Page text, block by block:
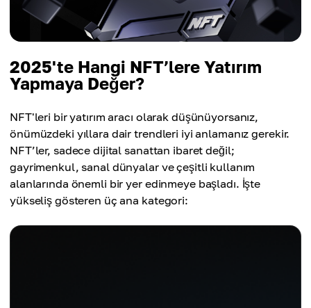
2025'te Hangi NFT’lere Yatırım
Yapmaya Değer?
NFT'leri bir yatırım aracı olarak düşünüyorsanız,
önümüzdeki yıllara dair trendleri iyi anlamanız gerekir.
NFT’ler, sadece dijital sanattan ibaret değil;
gayrimenkul, sanal dünyalar ve çeşitli kullanım
alanlarında önemli bir yer edinmeye başladı. İşte
yükseliş gösteren üç ana kategori: